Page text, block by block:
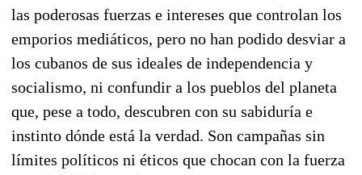
las poderosas fuerzas e intereses que controlan los
emporios mediáticos, pero no han podido desviar a
los cubanos de sus ideales de independencia y
socialismo, ni confundir a los pueblos del planeta
que, pese a todo, descubren con su sabiduría e
instinto dónde está la verdad. Son campañas sin
límites políticos ni éticos que chocan con la fuerza